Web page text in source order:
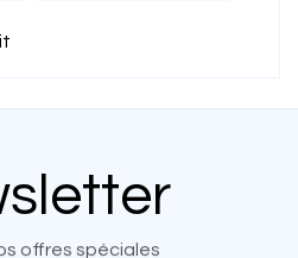
offres spéciales